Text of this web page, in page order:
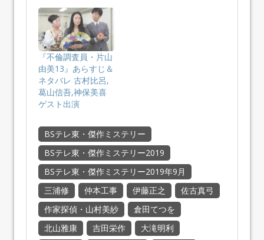
『不倫調査員・片山
由美13』あらすじ＆
ネタバレ 古村比呂,
葛山信吾,神保美喜
ゲスト出演
BSテレ東・傑作ミステリー
BSテレ東・傑作ミステリー2019
BSテレ東・傑作ミステリー2019年9月
三浦修
仲本工事 伊藤正之
佐古真弓
作家探偵・山村美紗
倉田てつを
北山雅康
吉田栄作
大滝明利